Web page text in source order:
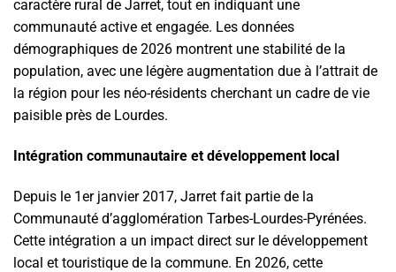
caractère rural de Jarret, tout en indiquant une
communauté active et engagée. Les données
démographiques de 2026 montrent une stabilité de la
population, avec une légère augmentation due à l’attrait de
la région pour les néo-résidents cherchant un cadre de vie
paisible près de Lourdes.
Intégration communautaire et développement local
Depuis le 1er janvier 2017, Jarret fait partie de la
Communauté d’agglomération Tarbes-Lourdes-Pyrénées.
Cette intégration a un impact direct sur le développement
local et touristique de la commune. En 2026, cette